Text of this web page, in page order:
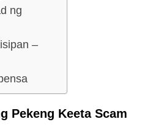
ng
–
Pekeng Keeta Scam